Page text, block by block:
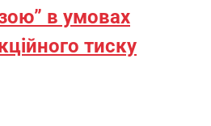
в умовах
тиску